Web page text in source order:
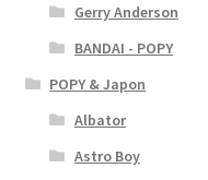
Gerry Anderson
BANDAI - POPY
POPY & Japon
Albator
Astro Boy